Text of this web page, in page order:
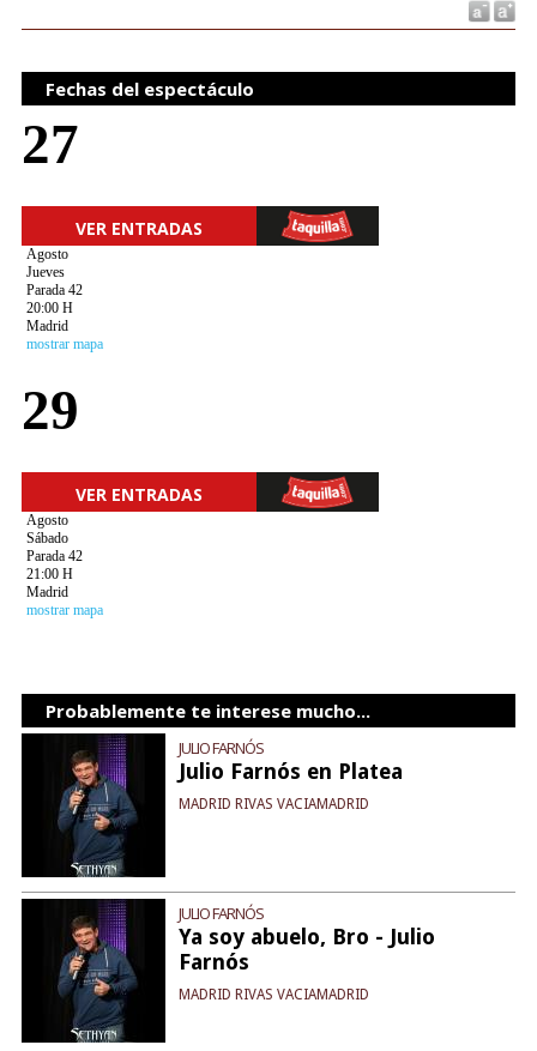
Fechas del espectáculo
27
VER ENTRADAS
Agosto
Jueves
Parada 42
20:00 H
Madrid
mostrar mapa
29
VER ENTRADAS
Agosto
Sábado
Parada 42
21:00 H
Madrid
mostrar mapa
Probablemente te interese mucho...
JULIO FARNÓS
Julio Farnós en Platea
MADRID RIVAS VACIAMADRID
JULIO FARNÓS
Ya soy abuelo, Bro - Julio
Farnós
MADRID RIVAS VACIAMADRID